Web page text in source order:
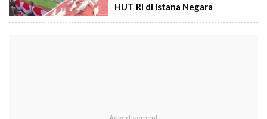
HUT RI di Istana Negara